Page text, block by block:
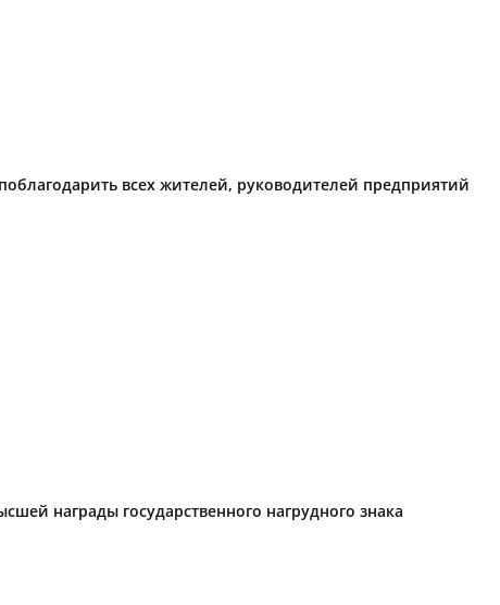
всех жителей, руководителей предприятий
награды государственного нагрудного знака